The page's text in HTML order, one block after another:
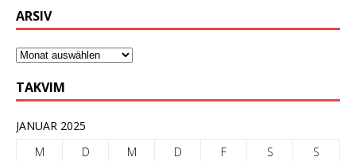
ARSIV
TAKVIM
JANUAR 2025
M
D M D F S
S